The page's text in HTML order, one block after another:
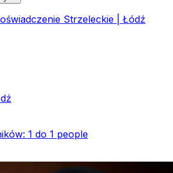
Strzeleckie | Łódź
1 do 1 people